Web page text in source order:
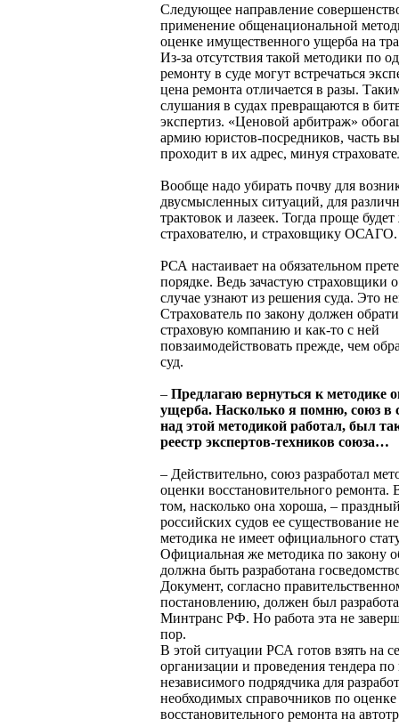
Следующее направление
применение общенациональной
оценке имущественного ущерба на
Из-за отсутствия такой методики по
ремонту в суде могут встречаться
цена ремонта отличается в разы.
слушания в судах превращаются в
экспертиз. «Ценовой арбитраж»
армию юристов-посредников, часть
проходит в их адрес, минуя
Вообще надо убирать почву для
двусмысленных ситуаций, для
трактовок и лазеек. Тогда проще
страхователю, и страховщику ОСАГО.
РСА настаивает на обязательном
порядке. Ведь зачастую страховщики
случае узнают из решения суда. Это
Страхователь по закону должен
страховую компанию и как-то с ней
повзаимодействовать прежде, чем
суд.
– Предлагаю вернуться к методике
ущерба. Насколько я помню, союз в
над этой методикой работал, был
реестр экспертов-техников союза…
– Действительно, союз разработал
оценки восстановительного ремонта.
том, насколько она хороша, –
российских судов ее существование
методика не имеет официального
Официальная же методика по
должна быть разработана
Документ, согласно
постановлению, должен был
Минтранс РФ. Но работа эта не
пор.
В этой ситуации РСА готов взять на
организации и проведения тендера
независимого подрядчика для
необходимых справочников по оценке
восстановительного ремонта на